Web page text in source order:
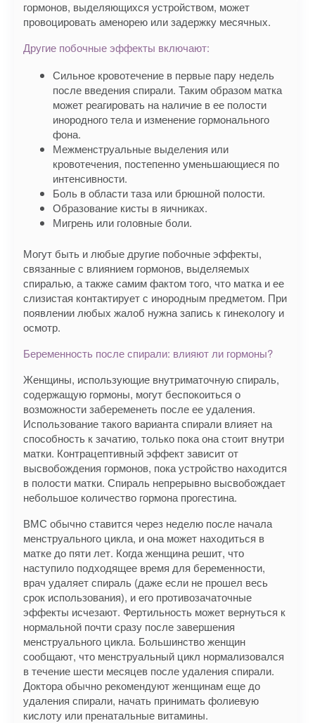
гормонов, выделяющихся устройством, может
провоцировать аменорею или задержку месячных.
Другие побочные эффекты включают:
Сильное кровотечение в первые пару недель
после введения спирали. Таким образом матка
может реагировать на наличие в ее полости
инородного тела и изменение гормонального
фона.
Межменструальные выделения или
кровотечения, постепенно уменьшающиеся по
интенсивности.
Боль в области таза или брюшной полости.
Образование кисты в яичниках.
Мигрень или головные боли.
Могут быть и любые другие побочные эффекты,
связанные с влиянием гормонов, выделяемых
спиралью, а также самим фактом того, что матка и ее
слизистая контактирует с инородным предметом. При
появлении любых жалоб нужна запись к гинекологу и
осмотр.
Беременность после спирали: влияют ли гормоны?
Женщины, использующие внутриматочную спираль,
содержащую гормоны, могут беспокоиться о
возможности забеременеть после ее удаления.
Использование такого варианта спирали влияет на
способность к зачатию, только пока она стоит внутри
матки. Контрацептивный эффект зависит от
высвобождения гормонов, пока устройство находится
в полости матки. Спираль непрерывно высвобождает
небольшое количество гормона прогестина.
ВМС обычно ставится через неделю после начала
менструального цикла, и она может находиться в
матке до пяти лет. Когда женщина решит, что
наступило подходящее время для беременности,
врач удаляет спираль (даже если не прошел весь
срок использования), и его противозачаточные
эффекты исчезают. Фертильность может вернуться к
нормальной почти сразу после завершения
менструального цикла. Большинство женщин
сообщают, что менструальный цикл нормализовался
в течение шести месяцев после удаления спирали.
Доктора обычно рекомендуют женщинам еще до
удаления спирали, начать принимать фолиевую
кислоту или пренатальные витамины.